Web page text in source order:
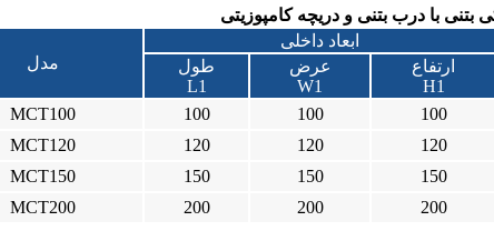
با درب بتنی و دریچه کامپوزیتی
مدل
ابعاد داخلی
طول
L1
عرض
W1
ارتفاع
H1
MCT100
100 100 100
MCT120
120 120 120
MCT150
150 150 150
MCT200
200 200 200